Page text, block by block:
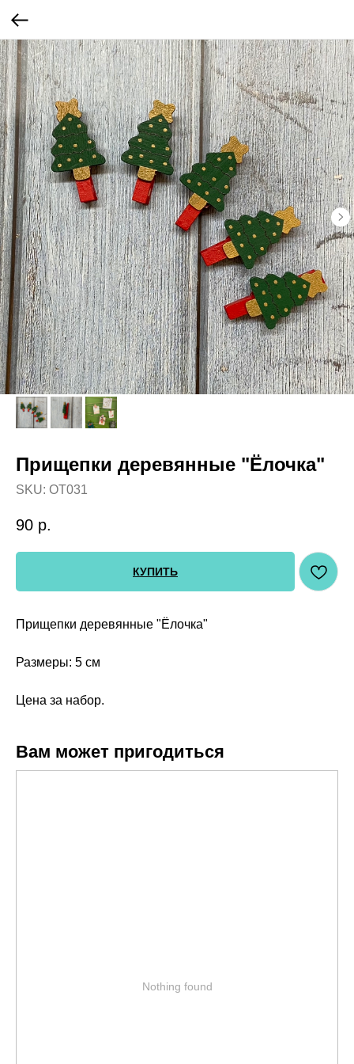
Прищепки деревянные "Ёлочка"
SKU: OT031
90 р.
КУПИТЬ
Прищепки деревянные "Ёлочка"
Размеры: 5 см
Цена за набор.
Вам может пригодиться
Nothing found